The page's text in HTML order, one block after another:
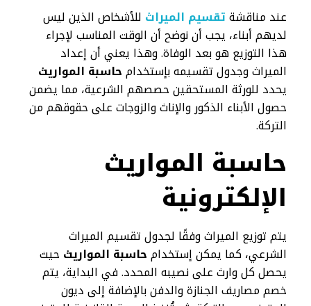
عند مناقشةتقسيم الميراث للأشخاص الذين ليس
لديهم أبناء، يجب أن نوضح أن الوقت المناسب لإجراء
هذا التوزيع هو بعد الوفاة. وهذا يعني أن إعداد
الميراث وجدول تقسيمه بإستخدامحاسبة المواريث
يحدد للورثة المستحقين حصصهم الشرعية، مما يضمن
حصول الأبناء الذكور والإناث والزوجات على حقوقهم من
التركة.
حاسبة المواريث
الإلكترونية
يتم توزيع الميراث وفقًا لجدول تقسيم الميراث
الشرعي، كما يمكن إستخدامحاسبة المواريث حيث
يحصل كل وارث على نصيبه المحدد. في البداية، يتم
خصم مصاريف الجنازة والدفن بالإضافة إلى ديون